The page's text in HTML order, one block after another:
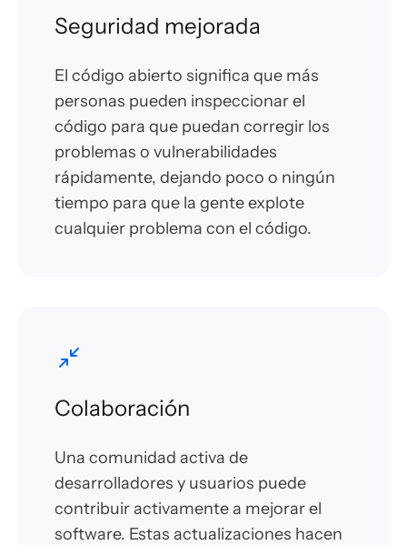
Seguridad mejorada
El código abierto significa que más
personas pueden inspeccionar el
código para que puedan corregir los
problemas o vulnerabilidades
rápidamente, dejando poco o ningún
tiempo para que la gente explote
cualquier problema con el código.
Colaboración
Una comunidad activa de
desarrolladores y usuarios puede
contribuir activamente a mejorar el
software. Estas actualizaciones hacen